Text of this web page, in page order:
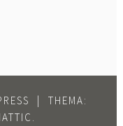
|
THEMA: